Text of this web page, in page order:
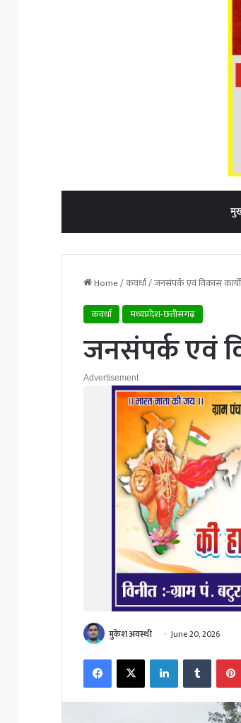
Home/कवर्धा/जनसंपर्क एवं विकास
कवर्धा
मध्यप्रदेश-छत्तीसगढ़
जनसंपर्क एवं
Advertisement
मुकेश अवस्थी June 20, 2026
FacebookX LinkedInTumblr